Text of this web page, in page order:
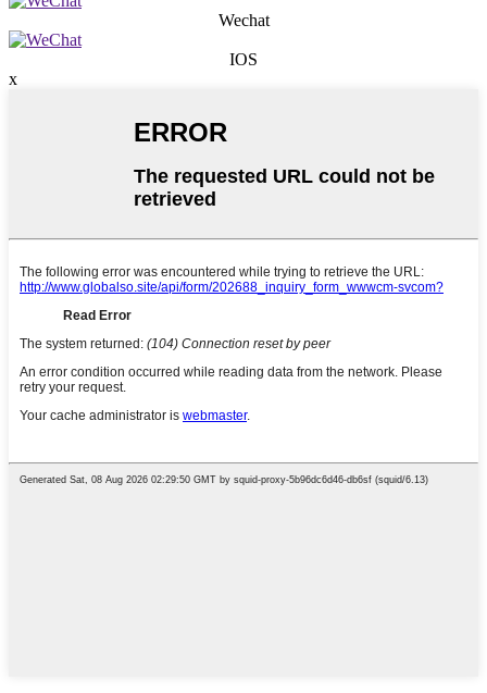
Wechat
IOS
x